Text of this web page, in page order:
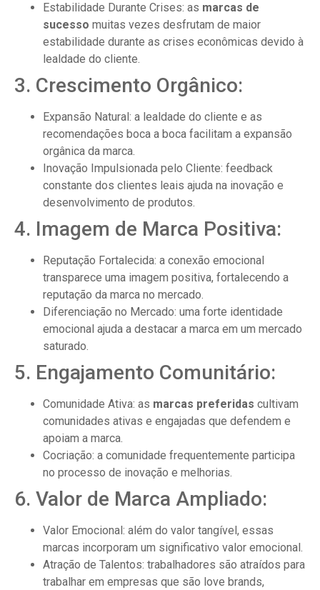
Estabilidade Durante Crises: as marcas de
sucesso muitas vezes desfrutam de maior
estabilidade durante as crises econômicas devido à
lealdade do cliente.
3. Crescimento Orgânico:
Expansão Natural: a lealdade do cliente e as
recomendações boca a boca facilitam a expansão
orgânica da marca.
Inovação Impulsionada pelo Cliente: feedback
constante dos clientes leais ajuda na inovação e
desenvolvimento de produtos.
4. Imagem de Marca Positiva:
Reputação Fortalecida: a conexão emocional
transparece uma imagem positiva, fortalecendo a
reputação da marca no mercado.
Diferenciação no Mercado: uma forte identidade
emocional ajuda a destacar a marca em um mercado
saturado.
5. Engajamento Comunitário:
Comunidade Ativa: as marcas preferidas cultivam
comunidades ativas e engajadas que defendem e
apoiam a marca.
Cocriação: a comunidade frequentemente participa
no processo de inovação e melhorias.
6. Valor de Marca Ampliado:
Valor Emocional: além do valor tangível, essas
marcas incorporam um significativo valor emocional.
Atração de Talentos: trabalhadores são atraídos para
trabalhar em empresas que são love brands,